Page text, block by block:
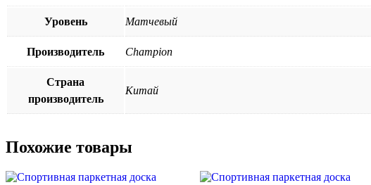
Уровень Матчевый
Производитель Champion
Страна
производитель
Китай
Похожие товары